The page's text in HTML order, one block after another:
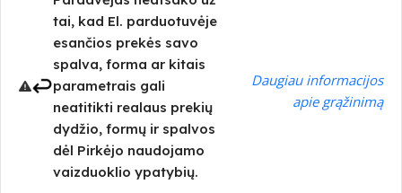
tai, kad El. parduotuvėje
esančios prekės savo
spalva, forma ar kitais
parametrais gali
neatitikti realaus prekių
dydžio, formų ir spalvos
dėl Pirkėjo naudojamo
vaizduoklio ypatybių.
Daugiau informacijos
apie grąžinimą